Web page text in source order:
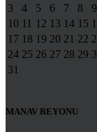
3
4 5 6 7 8
9
10 11 12 13 14 15
17 18 19 20 21 22
24 25 26 27 28 29
31
MANAV REYONU